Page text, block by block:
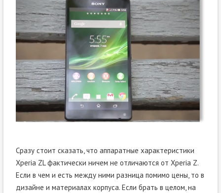
Сразу стоит сказать, что аппаратные характеристики
Xperia ZL фактически ничем не отличаются от Xperia Z.
Если в чем и есть между ними разница помимо цены, то в
дизайне и материалах корпуса. Если брать в целом, на